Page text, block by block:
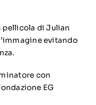
pellicola di Julian
evitando